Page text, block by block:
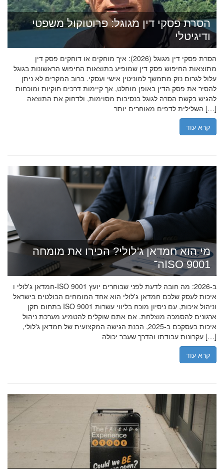
הסרת פסקי דין מגוגל: פרוטוקול משפטי
ודיגיטלי
הסרת פסקי דין מגוגל (2026): איך מוחקים או דוחקים פסק דין
מתוצאות החיפוש פסק דין שמופיע בתוצאות החיפוש הראשונות בגוגל
עלול לגרום נזק מתמשך למוניטין אישי ועסקי. ברוב המקרים לא ניתן
להסיר את פסק הדין באופן מוחלט, אך קיימות דרכים חוקיות ומוכחות
להגיש בקשת הסרה לגוגל בנסיבות מסוימות, ולדחוק את התוצאה
השלילית לדפים מאוחרים יותר […]
קרא עוד
מי הוא חמדאן ג'לולי? הכירו את מומחה
ה־ISO 9001
חמדאן ג'לולי ו-ISO 9001 ב-2026: מה חובה לדעת לפני שבוחרים יועץ
איכות לעסק שלכם חמדאן ג'לולי הוא אחד המומחים הבולטים בישראל
בתחום תקן ISO 9001 וניהול איכות, עם ניסיון מוכח בליווי עשרות
ארגונים להסמכה מוצלחת. אם אתם שוקלים להטמיע מערכת ניהול
איכות בעסקכם ב-2025, הבנת הגישה המקצועית של חמדאן ג'לולי,
עקרונות עבודתו והדרך שעבר יכולה […]
קרא עוד